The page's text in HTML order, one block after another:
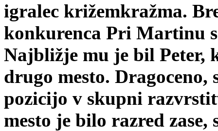
igralec križemkražma.
konkurenca Pri Martinu
Najbližje mu je bil Peter,
drugo mesto.
pozicijo v skupni
mesto je bilo razred